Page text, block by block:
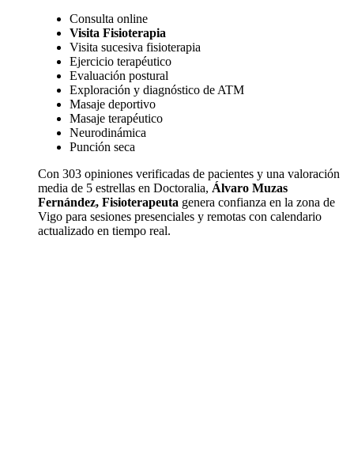
Consulta online
Visita Fisioterapia
Visita sucesiva fisioterapia
Ejercicio terapéutico
Evaluación postural
Exploración y diagnóstico de ATM
Masaje deportivo
Masaje terapéutico
Neurodinámica
Punción seca
Con 303 opiniones verificadas de pacientes y una valoración
media de 5 estrellas en Doctoralia, Álvaro Muzas
Fernández, Fisioterapeuta genera confianza en la zona de
Vigo para sesiones presenciales y remotas con calendario
actualizado en tiempo real.